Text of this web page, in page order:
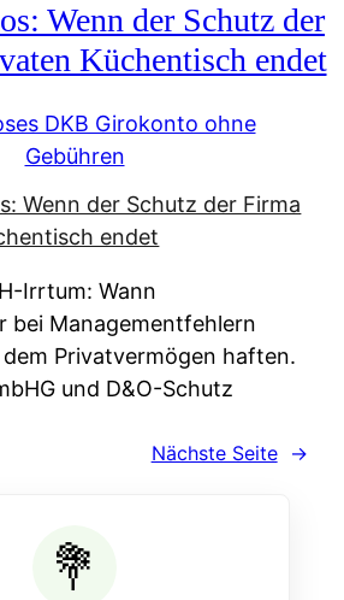
Wenn der Schutz der
Küchentisch endet
DKB Girokonto ohne
Gebühren
Irrtum: Wann
bei Managementfehlern
Privatvermögen haften.
und D&O-Schutz
Nächste Seite →